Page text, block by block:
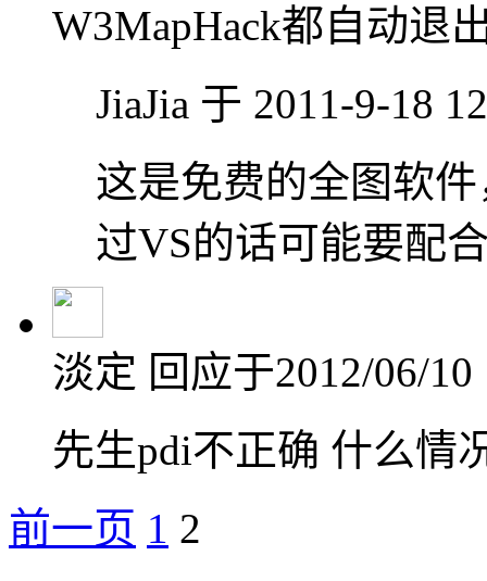
W3MapHack都自动退
JiaJia 于 2011-9-18
这是免费的全图软
过VS的话可能要配
淡定 回应于2012/06/10
先生pdi不正确 什么情
前一页 1 2